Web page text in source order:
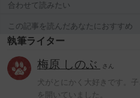
合わせて読みたい
この記事を読んだあなたにおすすめ
執筆ライター
梅原 しのぶ さん
犬がとにかく大好きです。
を開いていました。